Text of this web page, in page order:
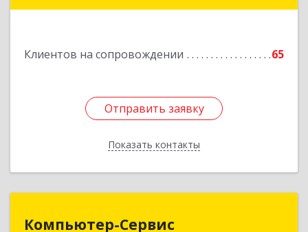
Клиентов на сопровождении 65
Отправить заявку
Показать контакты
Отправить заявку
Назад
Компьютер-Сервис